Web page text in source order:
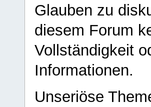
Glauben zu
diesem Forum
Vollständigkeit
Informationen.
Unseriöse